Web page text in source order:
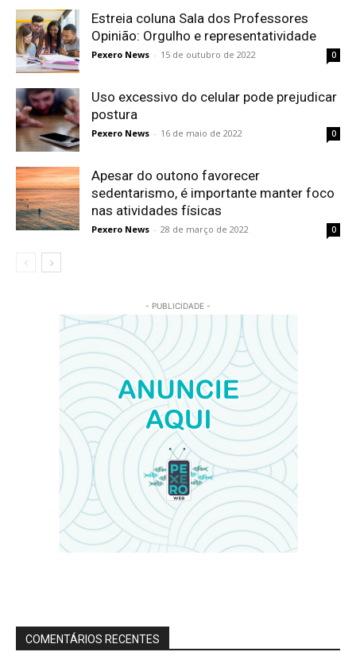
Estreia coluna Sala dos Professores
Opinião: Orgulho e representatividade
Pexero News - 15 de outubro de 2022 0
Uso excessivo do celular pode prejudicar
postura
Pexero News - 16 de maio de 2022 0
Apesar do outono favorecer
sedentarismo, é importante manter foco
nas atividades físicas
Pexero News - 28 de março de 2022 0
- PUBLICIDADE -
COMENTÁRIOS RECENTES